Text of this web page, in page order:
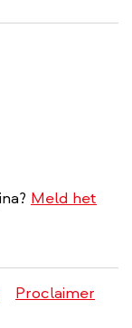
Meld het
Proclaimer